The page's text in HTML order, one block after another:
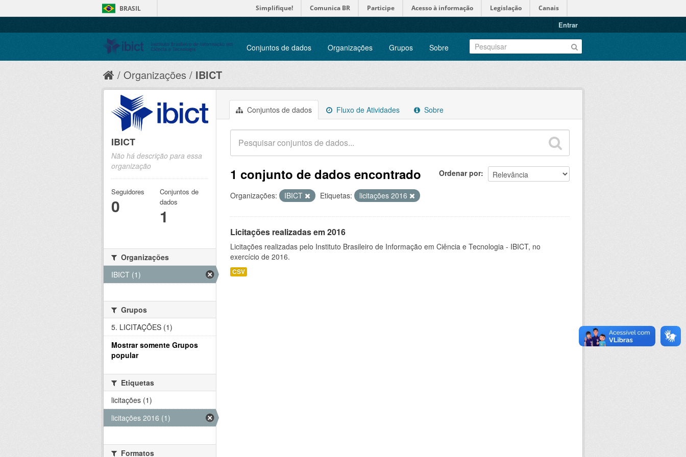
BRASIL Simplifique! Comunica BR Participe Acesso à informação Legislação Canais
Entrar
Conjuntos de dados Organizações Grupos Sobre
Organizações IBICT
Conjuntos de dados Fluxo de Atividades Sobre
Ordenar por
1 conjunto de dados encontrado
Organizações: IBICT Etiquetas: licitações 2016
Licitações realizadas em 2016
Licitações realizadas pelo Instituto Brasileiro de Informação em Ciência e Tecnologia - IBICT, no
exercício de 2016.
CSV
IBICT
Não há descrição para essa
organização
Seguidores
0
Conjuntos de
dados
1
Organizações
IBICT (1)
Grupos
5. LICITAÇÕES (1)
Mostrar somente Grupos
popular
Etiquetas
licitações (1)
licitações 2016 (1)
Formatos